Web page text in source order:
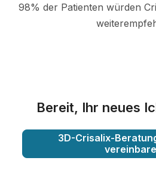
98% der Patienten würden
Bereit, Ihr neues
3D-Crisalix-